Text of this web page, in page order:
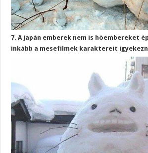
7. A japán emberek nem is hóembereket
inkább a mesefilmek karaktereit